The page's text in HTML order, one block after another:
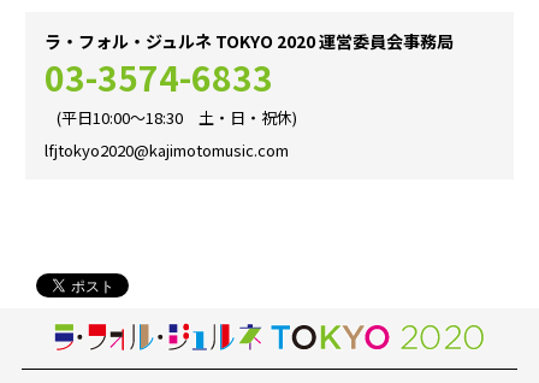
ラ・フォル・ジュルネ TOKYO 2020 運営委員会事務局
03-3574-6833
(平日10:00〜18:30 土・日・祝休)
lfjtokyo2020@kajimotomusic.com